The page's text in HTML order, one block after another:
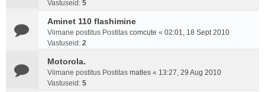
Vastuseid: 5
Aminet 110 flashimine
Viimane postitus Postitas comcute « 02:01, 18 Sept 2010
Vastuseid: 2
Motorola.
Viimane postitus Postitas matles « 13:27, 29 Aug 2010
Vastuseid: 5